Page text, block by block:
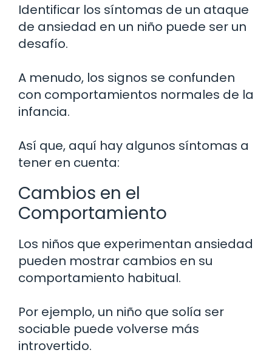
Identificar los síntomas de un ataque
de ansiedad en un niño puede ser un
desafío.
A menudo, los signos se confunden
con comportamientos normales de la
infancia.
Así que, aquí hay algunos síntomas a
tener en cuenta:
Cambios en el
Comportamiento
Los niños que experimentan ansiedad
pueden mostrar cambios en su
comportamiento habitual.
Por ejemplo, un niño que solía ser
sociable puede volverse más
introvertido.